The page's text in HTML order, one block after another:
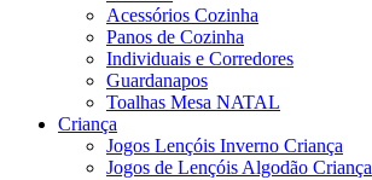
Acessórios Cozinha
Panos de Cozinha
Individuais e Corredores
Guardanapos
Toalhas Mesa NATAL
Criança
Jogos Lençóis Inverno Criança
Jogos de Lençóis Algodão Criança